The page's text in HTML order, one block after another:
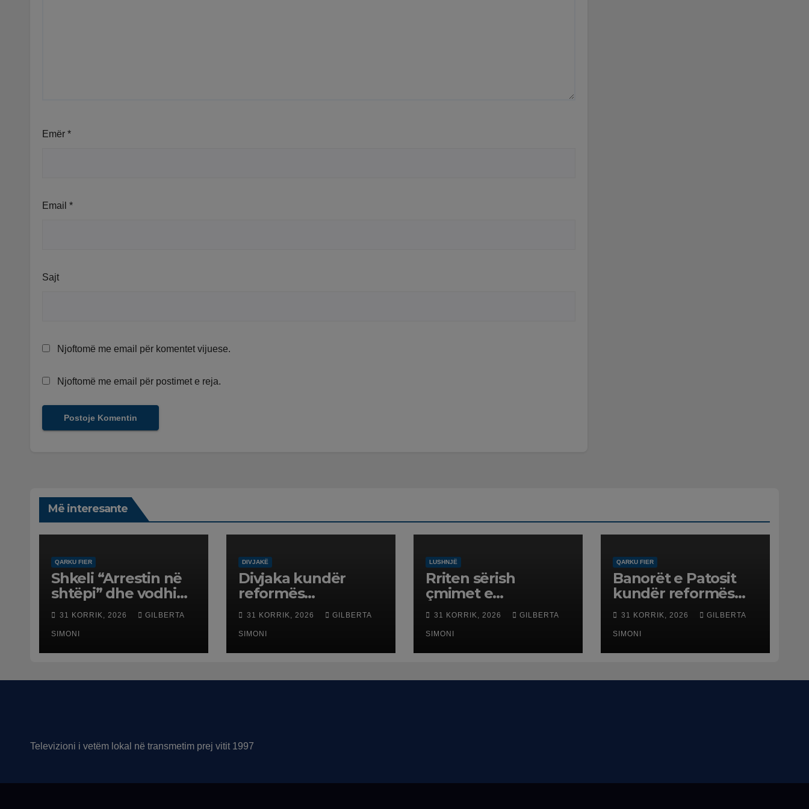
Emër *
Email *
Sajt
Njoftomë me email për komentet vijuese.
Njoftomë me email për postimet e reja.
Më interesante
QARKU FIER
Shkeli “Arrestin në
shtëpi” dhe vodhi
automjetin,
arrestohet 43-
vjeçari
31 KORRIK, 2026 GILBERTA
SIMONI
DIVJAKË
Divjaka kundër
reformës
territoriale, banorët
dalin në protestë.
31 KORRIK, 2026 GILBERTA
SIMONI
LUSHNJË
Rriten sërish
çmimet e
karburanteve në
pikat e
karburanteve në
Lushnjë. Tensionet
shtrenjtojnë naftën
31 KORRIK, 2026 GILBERTA
SIMONI
QARKU FIER
Banorët e Patosit
kundër reformës
territoriale: Të mos
humbasim
identitetin e qytetit
31 KORRIK, 2026 GILBERTA
SIMONI
Televizioni i vetëm lokal në transmetim prej vitit 1997